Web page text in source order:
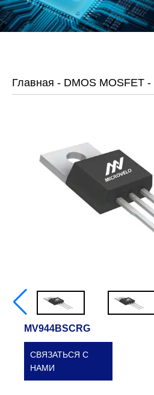
Главная - DMOS MOSFET -
MV944BSCRG
СВЯЗАТЬСЯ С
НАМИ